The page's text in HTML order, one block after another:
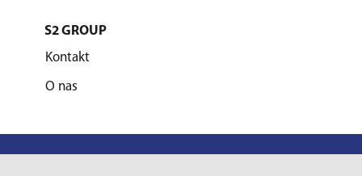
S2 GROUP
Kontakt
O nas